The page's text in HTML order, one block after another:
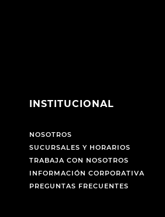
INSTITUCIONAL
NOSOTROS
SUCURSALES Y HORARIOS
TRABAJA CON NOSOTROS
INFORMACIÓN CORPORATIVA
PREGUNTAS FRECUENTES